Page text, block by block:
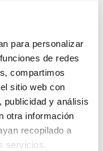
para personalizar
de redes
compartimos
sitio web con
publicidad y análisis
otra información
recopilado a
servicios.